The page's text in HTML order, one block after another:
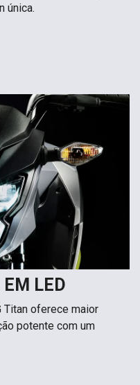
única.
EM LED
Titan oferece maior
potente com um